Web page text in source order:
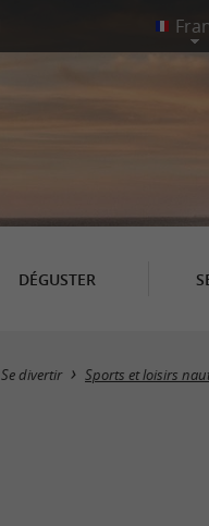
DÉGUSTER
Se divertir Sports et loisirs